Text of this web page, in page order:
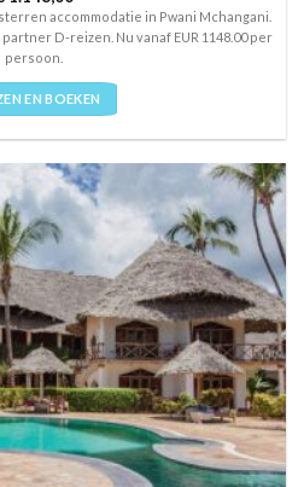
of 5accommodatie in Pwani Mchangani.
D-reizen. Nu vanaf EUR 1148.00 per
persoon.
EN BOEKEN